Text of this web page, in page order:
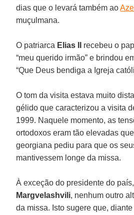
dias que o levará também ao
muçulmana.
O patriarca Elias II recebeu o
“meu querido irmão” e brindou
“Que Deus bendiga a Igreja
O tom da visita estava muito
gélido que caracterizou a visita
1999. Naquele momento, as
ortodoxos eram tão elevadas
georgiana pediu para que os
mantivessem longe da missa.
À exceção do presidente do
Margvelashvili, nenhum outro
da missa. Isto sugere que,